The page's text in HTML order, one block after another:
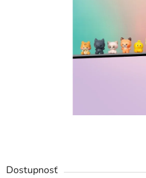
Dostupnosť